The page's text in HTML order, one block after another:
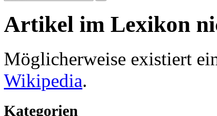
Artikel im Lexikon
Möglicherweise existiert
Wikipedia.
Kategorien